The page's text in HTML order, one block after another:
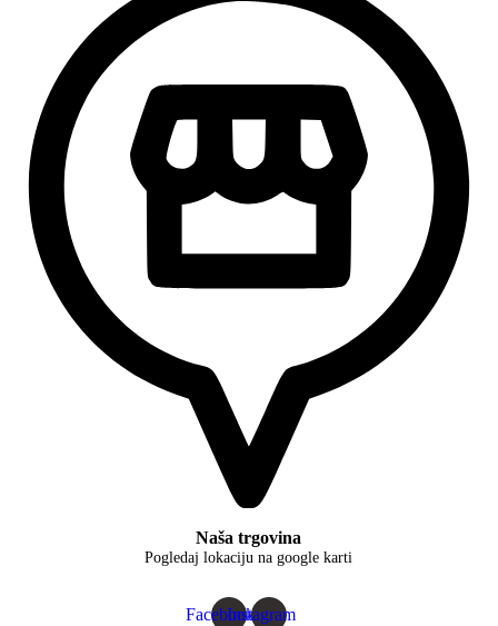
Naša trgovina
Pogledaj lokaciju na google karti
FacebookInstagram